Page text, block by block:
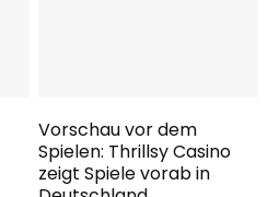
Vorschau vor dem
Spielen: Thrillsy Casino
zeigt Spiele vorab in